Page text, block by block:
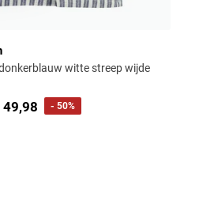
witte streep wijde
49,98 - 50%